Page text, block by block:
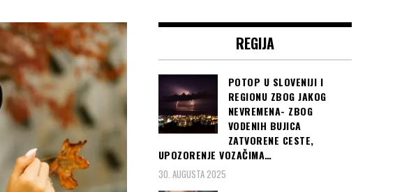
REGIJA
POTOP U SLOVENIJI I
REGIONU ZBOG JAKOG
NEVREMENA- ZBOG
VODENIH BUJICA
ZATVORENE CESTE,
UPOZORENJE VOZAČIMA…
30. AUGUSTA 2025